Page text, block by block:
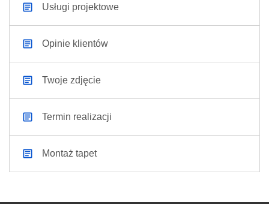
Usługi projektowe
Opinie klientów
Twoje zdjęcie
Termin realizacji
Montaż tapet